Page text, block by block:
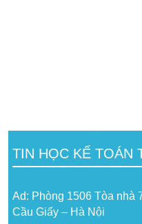
TIN HỌC KẾ TOÁN
Ad: Phòng 1506 Tòa nhà
Cầu Giấy – Hà Nội